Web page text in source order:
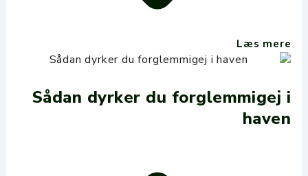
Læs mere
Sådan dyrker du forglemmigej i
haven